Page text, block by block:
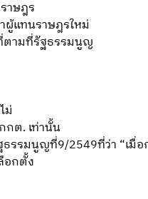
าษฎร
ผู้แทนราษฎรใหม่
ตามที่รัฐธรรมนูญ
ม่
กต. เท่านั้น
รรมนูญที่9/2549ที่ว่า “เมื่
อกตั้ง